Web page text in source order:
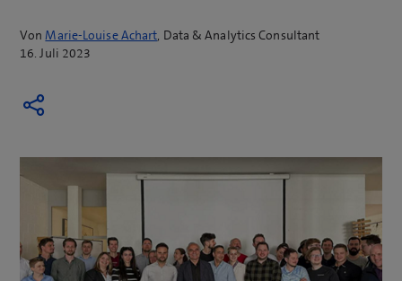
VonMarie-Louise Achart, Data & Analytics Consultant
16. Juli 2023